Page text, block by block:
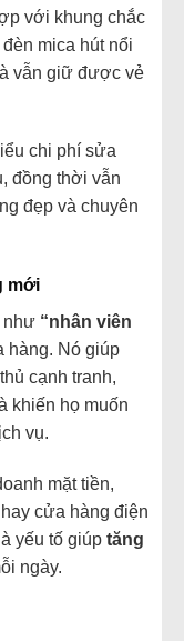
với khung chắc
đèn mica hút nổi
vẫn giữ được vẻ
chi phí sửa
đồng thời vẫn
đẹp và chuyên
mới
như “nhân viên
hàng. Nó giúp
thủ cạnh tranh,
khiến họ muốn
vụ.
mặttiền,
hay cửa hàng điện
là yếu tố giúp tăng
ngày.